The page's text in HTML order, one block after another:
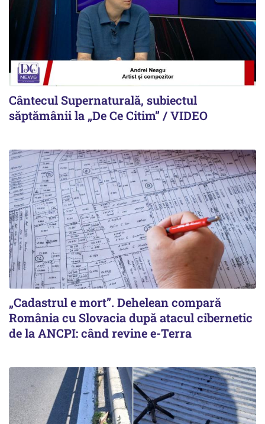
Cântecul Supernaturală, subiectul
săptămânii la „De Ce Citim” / VIDEO
„Cadastrul e mort”. Dehelean compară
România cu Slovacia după atacul cibernetic
de la ANCPI: când revine e-Terra